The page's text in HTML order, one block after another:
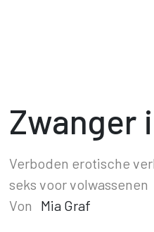
Zwanger
Verboden erotische
seks voor volwassenen
Von
Mia Graf